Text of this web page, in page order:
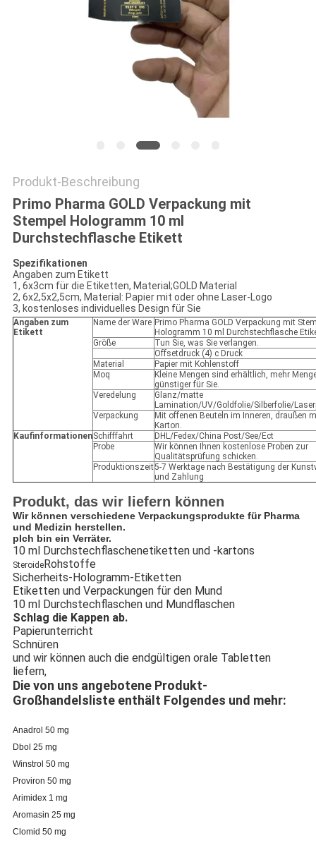
Produkt-Beschreibung
Primo Pharma GOLD Verpackung mit
Stempel Hologramm 10 ml
Durchstechflasche Etikett
Spezifikationen
Angaben zum Etikett
1, 6x3cm für die Etiketten, Material;GOLD Material
2, 6x2,5x2,5cm, Material: Papier mit oder ohne Laser-Logo
3, kostenloses individuelles Design für Sie
Angaben zum
Etikett
Name der Ware Primo Pharma GOLD Verpackung mit
Hologramm 10 ml Durchstechflasche
Größe
Tun Sie, was Sie verlangen.
Offsetdruck (4) c Druck
Material
Papier mit Kohlenstoff
Moq
Kleine Mengen sind erhältlich, mehr
günstiger für Sie.
Veredelung
Glanz/matte
Lamination/UV/Goldfolie/Silberfolie/
Verpackung
Mit offenen Beuteln im Inneren, draußen
Karton.
KaufinformationenSchifffahrt
DHL/Fedex/China Post/See/Ect
Probe
Wir können Ihnen kostenlose Proben zur
Qualitätsprüfung schicken.
Produktionszeit5-7 Werktage nach Bestätigung der
und Zahlung
Produkt, das wir liefern können
Wir können verschiedene Verpackungsprodukte für Pharma
und Medizin herstellen.
pIch bin ein Verräter.
10 ml Durchstechflaschenetiketten und -kartons
SteroideRohstoffe
Sicherheits-Hologramm-Etiketten
Etiketten und Verpackungen für den Mund
10 ml Durchstechflaschen und Mundflaschen
Schlag die Kappen ab.
Papierunterricht
Schnüren
und wir können auch die endgültigen orale Tabletten
liefern,
Die von uns angebotene Produkt-
Großhandelsliste enthält Folgendes und mehr:
Anadrol 50 mg
Dbol 25 mg
Winstrol 50 mg
Proviron 50 mg
Arimidex 1 mg
Aromasin 25 mg
Clomid 50 mg